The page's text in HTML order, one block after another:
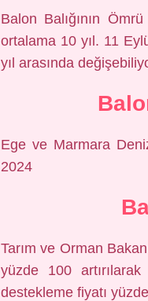
Balon Balığının
ortalama 10 yıl. 11
yıl arasında
Ege ve Marmara
2024
Tarım ve Orman
yüzde 100
destekleme fiyatı